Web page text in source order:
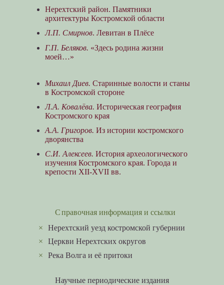
Нерехтский район. Памятники
архитектуры Костромской области
Л.П. Смирнов. Левитан в Плёсе
Г.П. Беляков. «Здесь родина жизни
моей…»
Михаил Диев. Старинные волости и станы
в Костромской стороне
Л.А. Ковалёва. Историческая география
Костромского края
А.А. Григоров. Из истории костромского
дворянства
С.И. Алексеев. История археологического
изучения Костромского края. Города и
крепости XII-XVII вв.
Справочная информация и ссылки
×Нерехтский уезд костромской губернии
×Церкви Нерехтских округов
×Река Волга и её притоки
Научные периодические издания